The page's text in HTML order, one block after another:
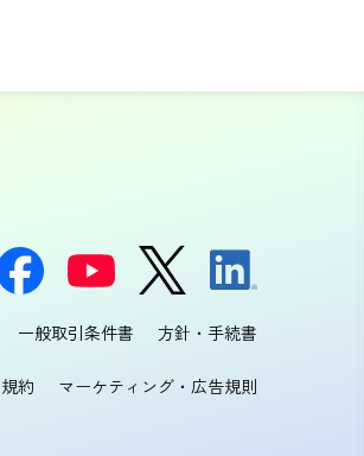
一般取引条件書 方針・手続書
約 マーケティング・広告規則